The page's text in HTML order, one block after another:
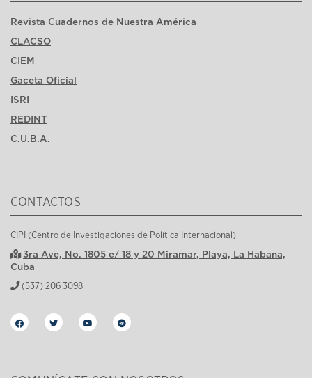
Revista Cuadernos de Nuestra América
CLACSO
CIEM
Gaceta Oficial
ISRI
REDINT
C.U.B.A.
CONTACTOS
CIPI (Centro de Investigaciones de Política Internacional)
3ra Ave, No. 1805 e/ 18 y 20 Miramar, Playa, La Habana,
Cuba
(537) 206 3098